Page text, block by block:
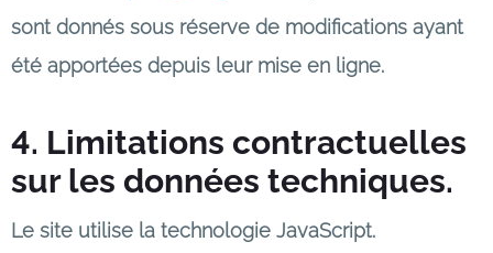
sont donnés sous réserve de modifications ayant
été apportées depuis leur mise en ligne.
4. Limitations contractuelles
sur les données techniques.
Le site utilise la technologie JavaScript.